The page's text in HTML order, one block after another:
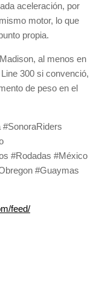
aceleración, por
motor, lo que
propia.
al menos en
300 si convenció,
de peso en el
#Rodadas #México
#Guaymas
feed/